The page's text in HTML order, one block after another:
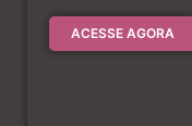
ACESSE AGORA